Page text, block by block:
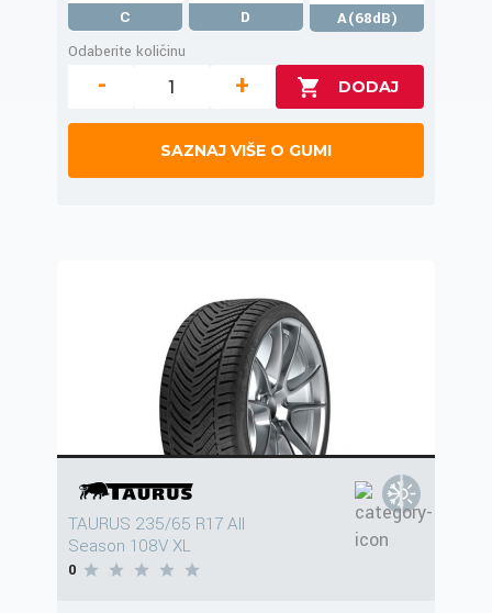
C D
A(68dB)
Odaberite količinu
- +
SAZNAJ VIŠE O GUMI
TAURUS 235/65 R17 All
Season 108V XL
0